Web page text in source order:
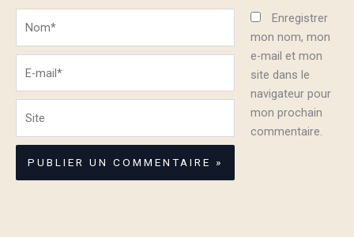
mail*
Enregistrer
mon nom, mon
e-mail et mon
site dans le
navigateur pour
mon prochain
commentaire.